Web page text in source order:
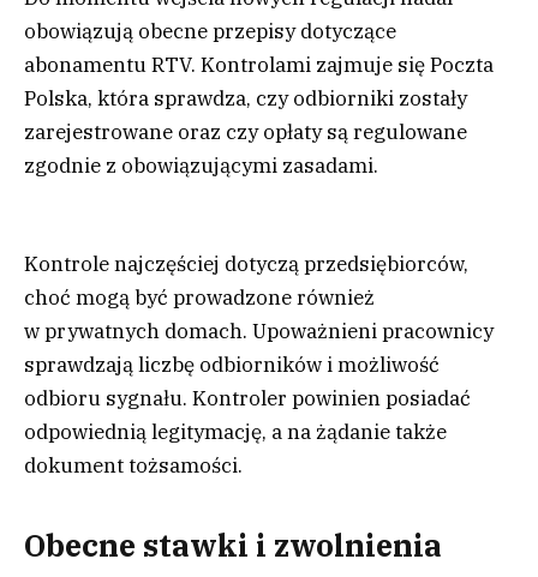
obowiązują obecne przepisy dotyczące
abonamentu RTV. Kontrolami zajmuje się Poczta
Polska, która sprawdza, czy odbiorniki zostały
zarejestrowane oraz czy opłaty są regulowane
zgodnie z obowiązującymi zasadami.
Kontrole najczęściej dotyczą przedsiębiorców,
choć mogą być prowadzone również
w prywatnych domach. Upoważnieni pracownicy
sprawdzają liczbę odbiorników i możliwość
odbioru sygnału. Kontroler powinien posiadać
odpowiednią legitymację, a na żądanie także
dokument tożsamości.
Obecne stawki i zwolnienia